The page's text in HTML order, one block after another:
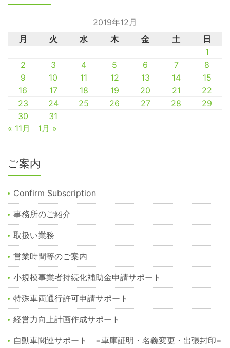
2019年12月
月
火 水 木 金 土
日
1
2
3 4 5 6 7
8
9
10 11 12 13 14
15
16
17 18 19 20 21
22
23
24 25 26 27 28
29
30
31
« 11月
1月 »
ご案内
Confirm Subscription
事務所のご紹介
取扱い業務
営業時間等のご案内
小規模事業者持続化補助金申請サポート
特殊車両通行許可申請サポート
経営力向上計画作成サポート
自動車関連サポート =車庫証明・名義変更・出張封印=